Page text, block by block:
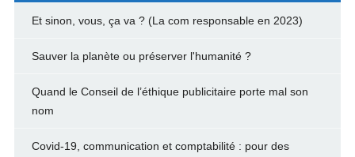
Et sinon, vous, ça va ? (La com responsable en 2023)
Sauver la planète ou préserver l'humanité ?
Quand le Conseil de l’éthique publicitaire porte mal son
nom
Covid-19, communication et comptabilité : pour des